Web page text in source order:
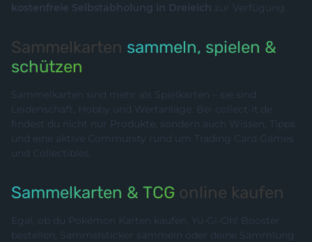
kostenfreie Selbstabholung in Dreieich zur Verfügung.
Sammelkarten sammeln, spielen &
schützen
Sammelkarten sind mehr als Spielkarten – sie sind
Leidenschaft, Hobby und Wertanlage. Bei collect-it.de
findest du nicht nur Produkte, sondern auch Wissen, Tipps
und eine aktive Community rund um Trading Card Games
und Collectibles.
Sammelkarten & TCG online kaufen
Egal, ob du Pokémon Karten kaufen, Yu-Gi-Oh! Booster
bestellen, Sammelsticker sammeln oder deine Sammlung